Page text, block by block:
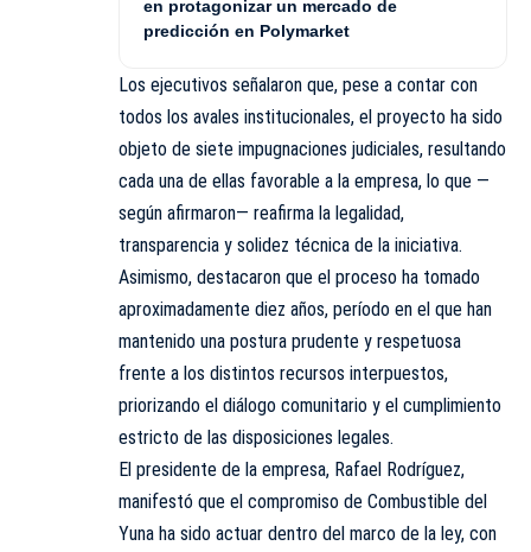
en protagonizar un mercado de
predicción en Polymarket
Los ejecutivos señalaron que, pese a contar con
todos los avales institucionales, el proyecto ha sido
objeto de siete impugnaciones judiciales, resultando
cada una de ellas favorable a la empresa, lo que —
según afirmaron— reafirma la legalidad,
transparencia y solidez técnica de la iniciativa.
Asimismo, destacaron que el proceso ha tomado
aproximadamente diez años, período en el que han
mantenido una postura prudente y respetuosa
frente a los distintos recursos interpuestos,
priorizando el diálogo comunitario y el cumplimiento
estricto de las disposiciones legales.
El presidente de la empresa, Rafael Rodríguez,
manifestó que el compromiso de Combustible del
Yuna ha sido actuar dentro del marco de la ley, con